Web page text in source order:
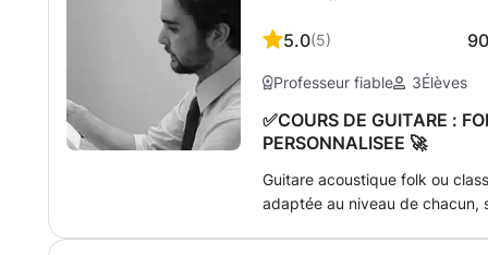
5.0(5)
Professeur fiable 3Élèves
✅COURS DE GUITARE :
PERSONNALISEE 🚀
Guitare acoustique folk ou
adaptée au niveau de chacun,